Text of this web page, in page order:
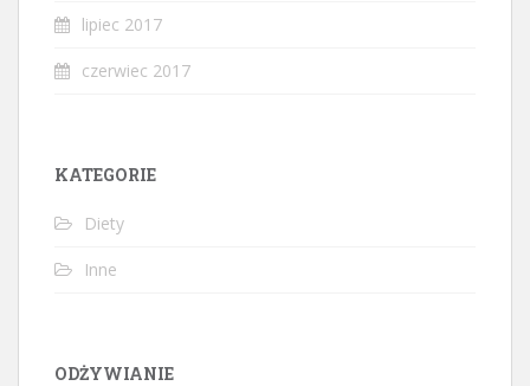
lipiec 2017
czerwiec 2017
KATEGORIE
Diety
Inne
ODŻYWIANIE